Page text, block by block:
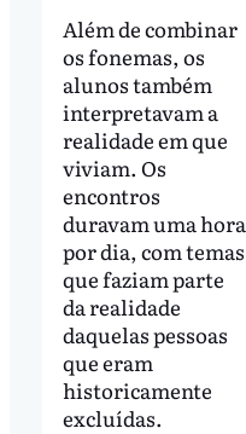
Além de combinar
os fonemas, os
alunos também
interpretavam a
realidade em que
viviam. Os
encontros
duravam uma hora
por dia, com temas
que faziam parte
da realidade
daquelas pessoas
que eram
historicamente
excluídas.